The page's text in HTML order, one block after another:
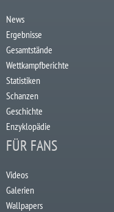
News
Ergebnisse
Gesamtstände
Wettkampfberichte
Statistiken
Schanzen
Geschichte
Enzyklopädie
FÜR FANS
Videos
Galerien
Wallpapers